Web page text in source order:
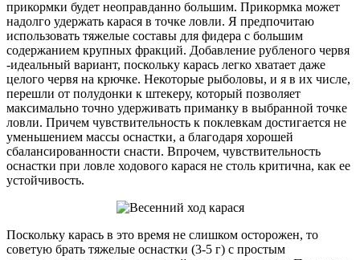
прикормки будет неоправданно большим. Прикормка может
надолго удержать карася в точке ловли. Я предпочитаю
использовать тяжелые составы для фидера с большим
содержанием крупных фракций. Добавление рубленого червя
-идеальный вариант, поскольку карась легко хватает даже
целого червя на крючке. Некоторые рыболовы, и я в их числе,
перешли от полудонки к штекеру, который позволяет
максимально точно удерживать приманку в выбранной точке
ловли. Причем чувствительность к поклевкам достигается не
уменьшением массы оснастки, а благодаря хорошей
сбалансированности снасти. Впрочем, чувствительность
оснастки при ловле ходового карася не столь критична, как ее
устойчивость.
Поскольку карась в это время не слишком осторожен, то
советую брать тяжелые оснастки (3-5 г) с простым